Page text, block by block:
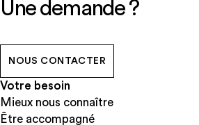
Une demande ?
NOUS CONTACTER
Votre besoin
Mieux nous connaître
Être accompagné